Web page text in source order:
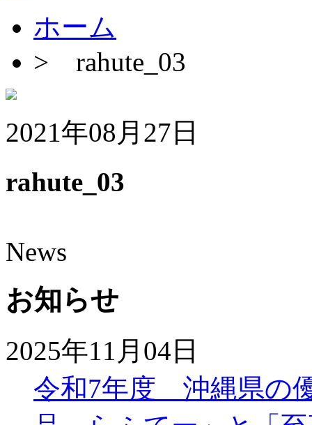
ホーム
> rahute_03
2021年08月27日
rahute_03
News
お知らせ
2025年11月04日
令和7年度 沖縄県の